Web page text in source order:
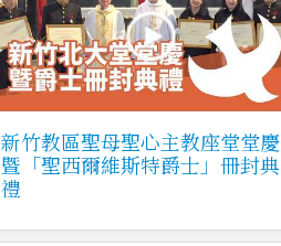
新竹教區聖母聖心主教座堂堂慶
暨「聖西爾維斯特爵士」冊封典
禮